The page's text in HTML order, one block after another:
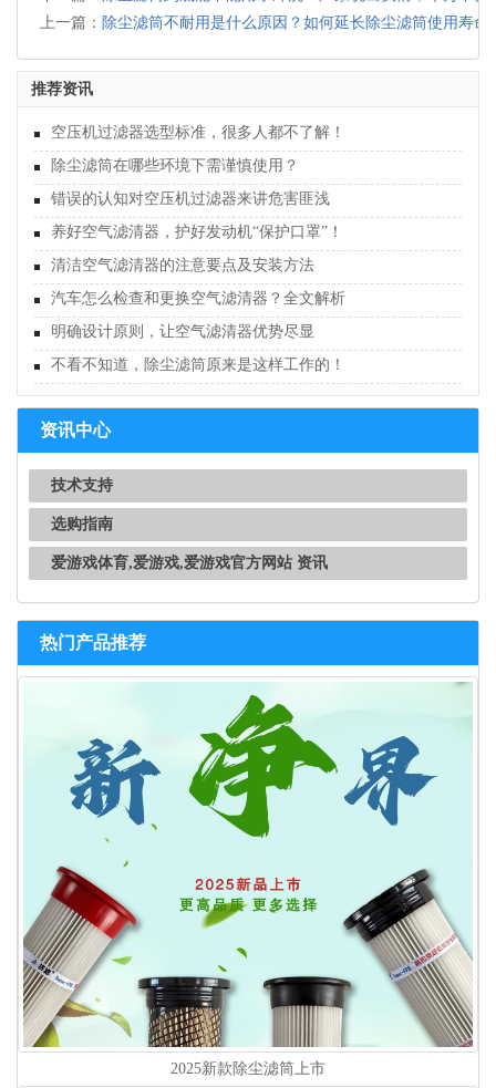
上一篇： 除尘滤筒不耐用是什么原因？如何延长除尘滤筒使用寿命
推荐资讯
空压机过滤器选型标准，很多人都不了解！
除尘滤筒在哪些环境下需谨慎使用？
错误的认知对空压机过滤器来讲危害匪浅
养好空气滤清器，护好发动机“保护口罩”！
清洁空气滤清器的注意要点及安装方法
汽车怎么检查和更换空气滤清器？全文解析
明确设计原则，让空气滤清器优势尽显
不看不知道，除尘滤筒原来是这样工作的！
资讯中心
技术支持
选购指南
爱游戏体育,爱游戏,爱游戏官方网站 资讯
热门产品推荐
2025新款除尘滤筒上市